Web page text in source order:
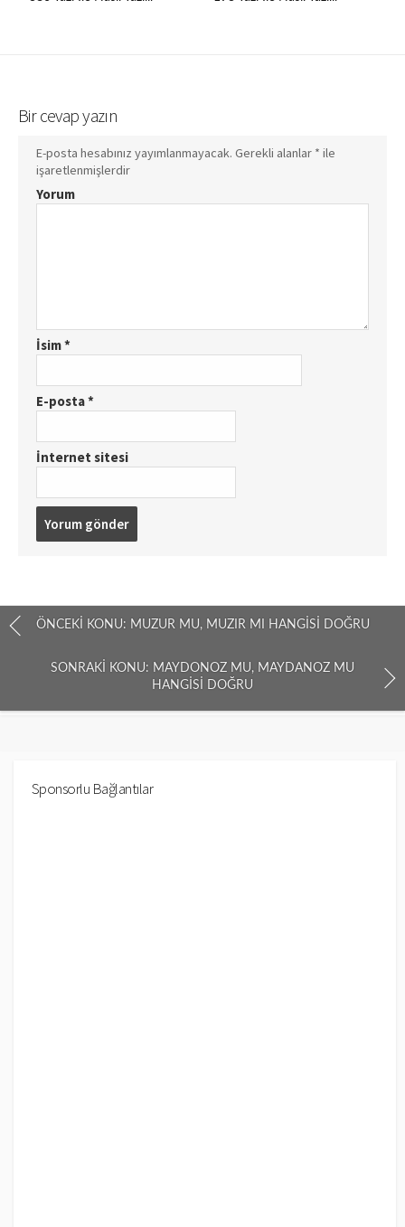
Bir cevap yazın
E-posta hesabınız yayımlanmayacak. Gerekli alanlar * ile
işaretlenmişlerdir
Yorum
İsim*
E-posta*
İnternet sitesi
ÖNCEKI KONU: MUZUR MU, MUZIR MI HANGISI DOĞRU
SONRAKI KONU: MAYDONOZ MU, MAYDANOZ MU
HANGISI DOĞRU
Sponsorlu Bağlantılar